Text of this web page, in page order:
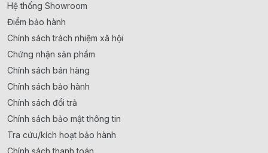
Hệ thống Showroom
Điểm bảo hành
Chính sách trách nhiệm xã hội
Chứng nhận sản phẩm
Chính sách bán hàng
Chính sách bảo hành
Chính sách đổi trả
Chính sách bảo mật thông tin
Tra cứu/kích hoạt bảo hành